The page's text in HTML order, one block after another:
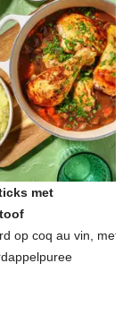
met
op coq au vin, met